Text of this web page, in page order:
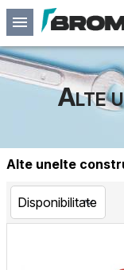
Alte
Alte unelte